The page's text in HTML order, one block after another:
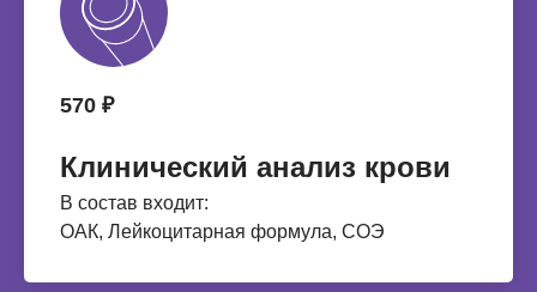
570 ₽
Клинический анализ крови
В состав входит:
ОАК, Лейкоцитарная формула, СОЭ